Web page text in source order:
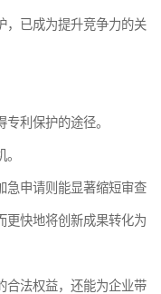
，已成为提升竞争力的关
利保护的途径。
急申请则能显著缩短审查
更快地将创新成果转化为
合法权益，还能为企业带